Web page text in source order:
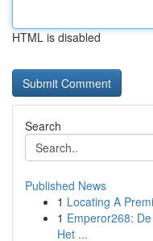
HTML is disabled
Search
Published News
1 Locating A
1 Emperor268:
Het ...